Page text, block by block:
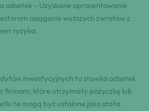
odsetek – Uzyskane oprocentowanie
osiąganie wyższych zwrotów z
ryzyka.
inwestycyjnych to stawka odsetek
firmom, które otrzymały pożyczkę lub
te mogą być ustalone jako stała